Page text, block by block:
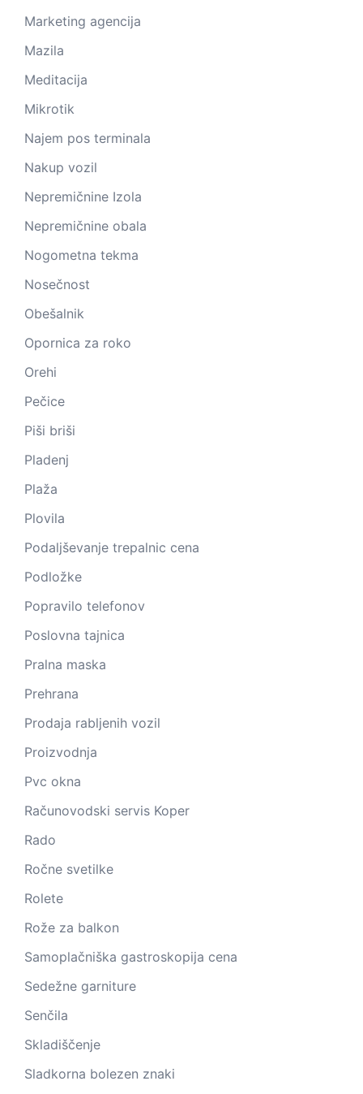
Marketing agencija
Mazila
Meditacija
Mikrotik
Najem pos terminala
Nakup vozil
Nepremičnine Izola
Nepremičnine obala
Nogometna tekma
Nosečnost
Obešalnik
Opornica za roko
Orehi
Pečice
Piši briši
Pladenj
Plaža
Plovila
Podaljševanje trepalnic cena
Podložke
Popravilo telefonov
Poslovna tajnica
Pralna maska
Prehrana
Prodaja rabljenih vozil
Proizvodnja
Pvc okna
Računovodski servis Koper
Rado
Ročne svetilke
Rolete
Rože za balkon
Samoplačniška gastroskopija cena
Sedežne garniture
Senčila
Skladiščenje
Sladkorna bolezen znaki